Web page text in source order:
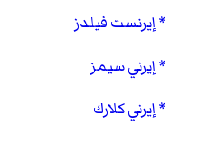
إيرنست فيلدز
إيرني سيمز
إيرني كلارك